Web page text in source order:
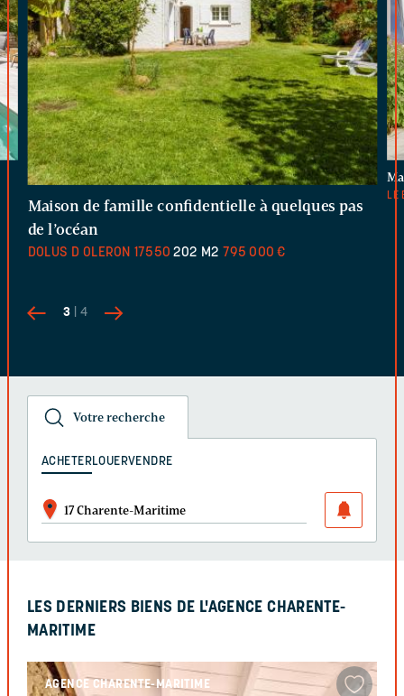
3 | 4
Maison de famille confidentielle à quelques pas
de l’océan
DOLUS D OLERON 17550 202 M2 795 000 €
LE
Votre recherche
ACHETERLOUERVENDRE
17 Charente-Maritime
LES DERNIERS BIENS DE L'AGENCE CHARENTE-
MARITIME
AGENCE CHARENTE-MARITIME